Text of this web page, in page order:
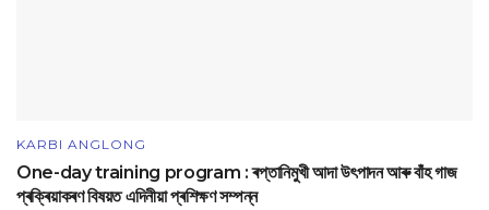
KARBI ANGLONG
One-day training program : ৰপ্তানিমুখী আদা উৎপাদন আৰু বাঁহ গাজ
প্ৰক্ৰিয়াকৰণ বিষয়ত এদিনীয়া প্ৰশিক্ষণ সম্পন্ন